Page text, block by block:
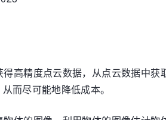
高精度点云数据，从点云数据中
而尽可能地降低成本。